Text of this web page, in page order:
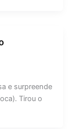
e surpreende
Tirou o